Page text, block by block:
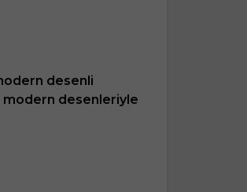
desenli
modern desenleriyle